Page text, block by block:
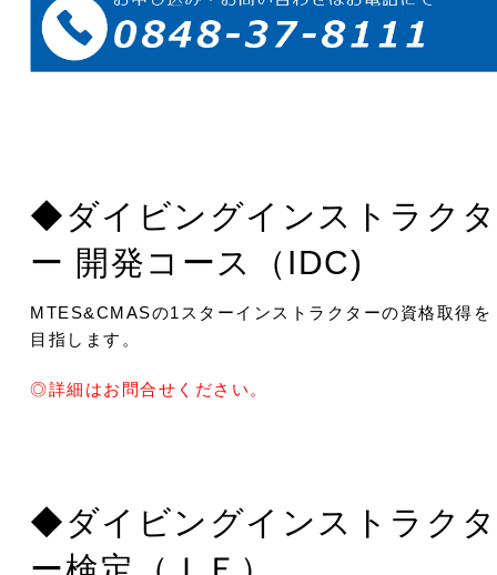
◆ダイビングインストラクタ
ー 開発コース（IDC)
MTES&CMASの1スターインストラクターの資格取得を
目指します。
◎詳細はお問合せください。
◆ダイビングインストラクタ